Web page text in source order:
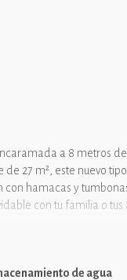
a 8 metros
27 m², este nuevo
con hamacas y
con tu familia o tus
de agua